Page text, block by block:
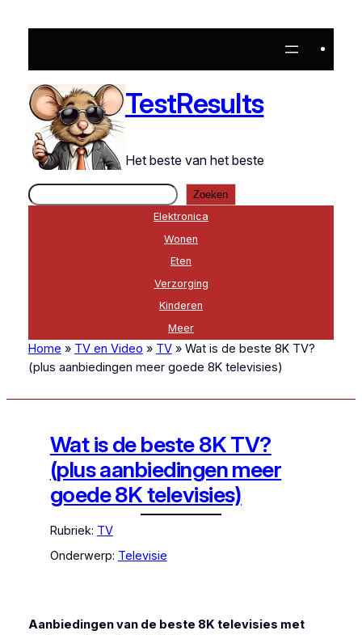
naar
inhoud
TestResults
Het beste van het beste
Zoeken
Zoeken
Elektronica
Wonen
Eten
Verzorging
Kinderen
Meer
Home » TV en Video » TV »Wat is de beste 8K TV?
(plus aanbiedingen meer goede 8K televisies)
Wat is de beste 8K TV?
(plus aanbiedingen meer
goede 8K televisies)
Rubriek: TV
Onderwerp: Televisie
Aanbiedingen van de beste 8K televisies met